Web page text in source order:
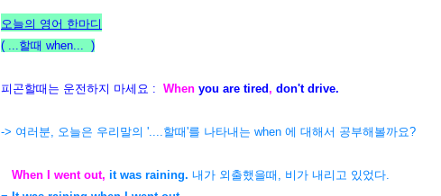
오늘의 영어 한마디
( ...할때 when... )
피곤할때는 운전하지 마세요 : When you are tired, don't drive.
-> 여러분, 오늘은 우리말의 '....할때'를 나타내는 when 에 대해서 공부해볼까요?
When I went out, it was raining. 내가 외출했을때, 비가 내리고 있었다.